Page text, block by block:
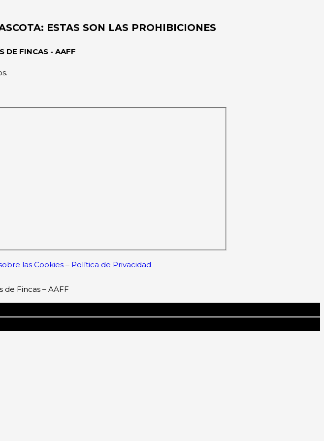
ESTAS SON LAS PROHIBICIONES
DE FINCAS - AAFF
las Cookies – Política de Privacidad
Fincas – AAFF